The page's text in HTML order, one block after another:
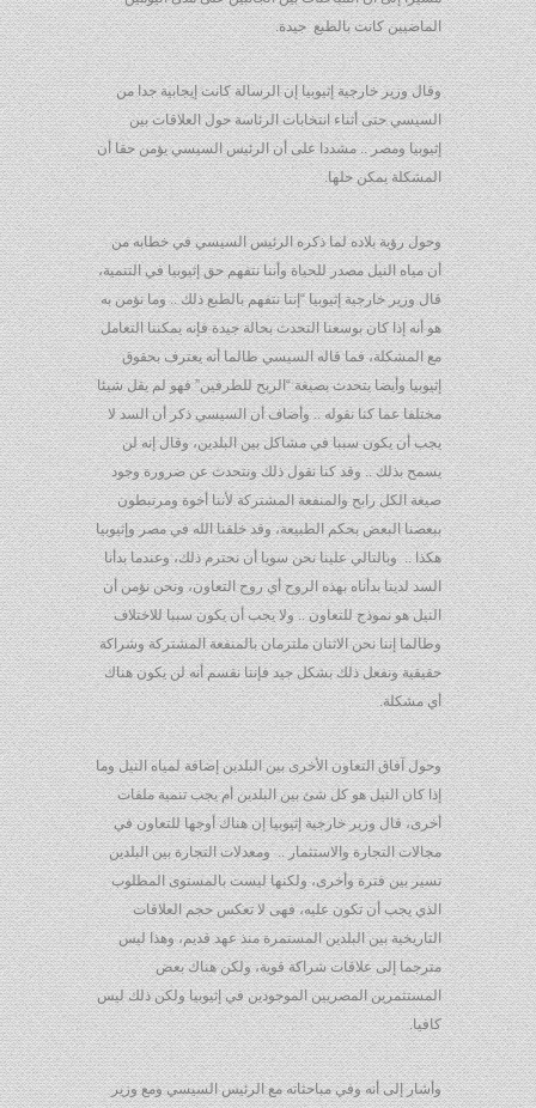
الماضيين كانت بالطبع جيدة.
وقال وزير خارجية إثيوبيا إن الرسالة كانت إيجابية جدا من
السيسي حتى أثناء انتخابات الرئاسة حول العلاقات بين
إثيوبيا ومصر .. مشددا على أن الرئيس السيسي يؤمن حقا أن
المشكلة يمكن حلها.
وحول رؤية بلاده لما ذكره الرئيس السيسي في خطابه من
أن مياه النيل مصدر للحياة وأننا نتفهم حق إثيوبيا في التنمية،
قال وزير خارجية إثيوبيا “إننا نتفهم بالطبع ذلك .. وما نؤمن به
هو أنه إذا كان بوسعنا التحدث بحالة جيدة فإنه يمكننا التعامل
مع المشكلة، فما قاله السيسي طالما أنه يعترف بحقوق
إثيوبيا وأيضا يتحدث بصيغة “الربح للطرفين” فهو لم يقل شيئا
مختلفا عما كنا نقوله .. وأضاف أن السيسي ذكر أن السد لا
يجب أن يكون سببا في مشاكل بين البلدين، وقال إنه لن
يسمح بذلك .. وقد كنا نقول ذلك ونتحدث عن ضرورة وجود
صيغة الكل رابح والمنفعة المشتركة لأننا أخوة ومرتبطون
ببعضنا البعض بحكم الطبيعة، وقد خلقنا الله في مصر وإثيوبيا
هكذا .. وبالتالي علينا نحن سويا أن نحترم ذلك، وعندما بدأنا
السد لدينا بدأناه بهذه الروح أي روح التعاون، ونحن نؤمن أن
النيل هو نموذج للتعاون .. ولا يجب أن يكون سببا للاختلاف
وطالما إننا نحن الاثنان ملتزمان بالمنفعة المشتركة وشراكة
حقيقية ونفعل ذلك بشكل جيد فإننا نقسم أنه لن يكون هناك
أي مشكلة.
وحول آفاق التعاون الأخرى بين البلدين إضافة لمياه النيل وما
إذا كان النيل هو كل شئ بين البلدين أم يجب تنمية ملفات
أخرى، قال وزير خارجية إثيوبيا إن هناك أوجها للتعاون في
مجالات التجارة والاستثمار .. ومعدلات التجارة بين البلدين
تسير بين فترة وأخرى، ولكنها ليست بالمستوى المطلوب
الذي يجب أن تكون عليه، فهى لا تعكس حجم العلاقات
التاريخية بين البلدين المستمرة منذ عهد قديم، وهذا ليس
مترجما إلى علاقات شراكة قوية، ولكن هناك بعض
المستثمرين المصريين الموجودين في إثيوبيا ولكن ذلك ليس
كافيا.
وأشار إلى أنه وفي مباحثاته مع الرئيس السيسي ومع وزير